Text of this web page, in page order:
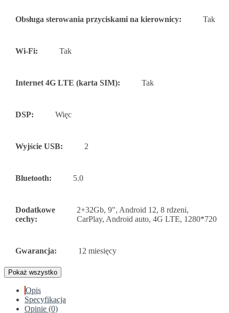
Obsługa sterowania przyciskami na kierownicy: Tak
Wi-Fi: Tak
Internet 4G LTE (karta SIM): Tak
DSP: Więc
Wyjście USB: 2
Bluetooth: 5.0
Dodatkowe
cechy:
2+32Gb, 9", Android 12, 8 rdzeni,
CarPlay, Android auto, 4G LTE, 1280*720
Gwarancja: 12 miesięcy
Pokaż wszystko
Opis
Specyfikacja
Opinie (0)